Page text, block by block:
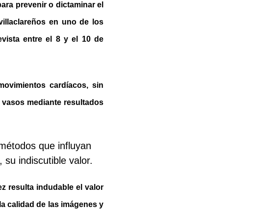
prevenir o dictaminar el
en uno de los
entre el 8 y el 10 de
cardíacos, sin
mediante resultados
que influyan
indiscutible valor.
resulta indudable el valor
calidad de las imágenes y